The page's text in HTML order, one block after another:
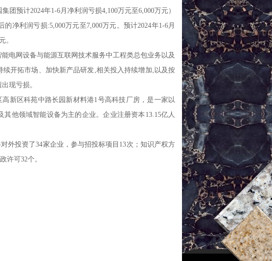
集团预计2024年1-6月净利润亏损4,100万元至6,000万元）
净利润亏损:5,000万元至7,000万元。预计2024年1-6月
。
电网设备与能源互联网技术服务中工程类总包业务以及
开拓市场、加快新产品研发,相关投入持续增加,以及按
现亏损。
新区科苑中路长园新材料港1号高科技厂房，是一家以
他领域智能设备为主的企业。企业注册资本13.15亿人
外投资了34家企业，参与招投标项目13次；知识产权方
许可32个。